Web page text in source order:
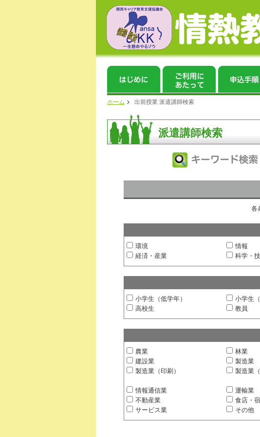
ホーム 出前授業 派遣講師検索
派遣講師検索
各
環境 情報
経済・産業
科学・
小学生（低学年） 小学生
高校生
教員
農業 林業
建設業
製造業
製造業（印刷）
製造業
情報通信業
運輸業
不動産業
食店・
サービス業
その他